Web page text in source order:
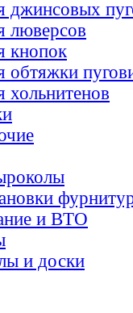
джинсовых
люверсов
кнопок
обтяжки
хольнитенов
и ВТО
и доски